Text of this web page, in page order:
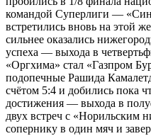
командой Суперлиги —
встретились вновь на этой
сильнее оказались
успеха — выхода в
«Оргхима» стал «Газпром
подопечные Рашида
счётом 5:4 и добились пока
достижения — выхода в
двух встреч с «Норильским
сопернику в один мяч и